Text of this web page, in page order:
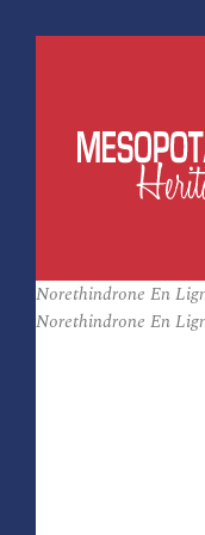
Norethindrone En
Norethindrone En